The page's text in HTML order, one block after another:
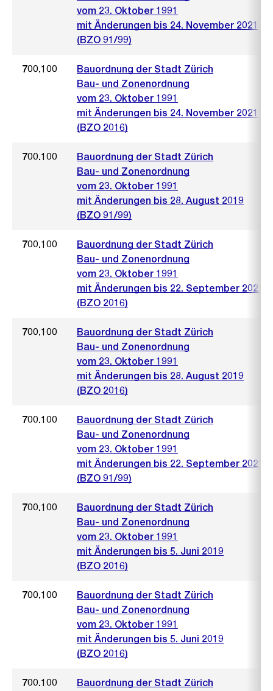
vom 23. Oktober 1991
mit Änderungen bis 24. November 2021
(BZO 91/99)
700.100
Bauordnung der Stadt Zürich
Bau- und Zonenordnung
vom 23. Oktober 1991
mit Änderungen bis 24. November 2021
(BZO 2016)
700.100
Bauordnung der Stadt Zürich
Bau- und Zonenordnung
vom 23. Oktober 1991
mit Änderungen bis 28. August 2019
(BZO 91/99)
700.100
Bauordnung der Stadt Zürich
Bau- und Zonenordnung
vom 23. Oktober 1991
mit Änderungen bis 22. September 2021
(BZO 2016)
700.100
Bauordnung der Stadt Zürich
Bau- und Zonenordnung
vom 23. Oktober 1991
mit Änderungen bis 28. August 2019
(BZO 2016)
700.100
Bauordnung der Stadt Zürich
Bau- und Zonenordnung
vom 23. Oktober 1991
mit Änderungen bis 22. September 2021
(BZO 91/99)
700.100
Bauordnung der Stadt Zürich
Bau- und Zonenordnung
vom 23. Oktober 1991
mit Änderungen bis 5. Juni 2019
(BZO 2016)
700.100
Bauordnung der Stadt Zürich
Bau- und Zonenordnung
vom 23. Oktober 1991
mit Änderungen bis 5. Juni 2019
(BZO 2016)
700.100
Bauordnung der Stadt Zürich